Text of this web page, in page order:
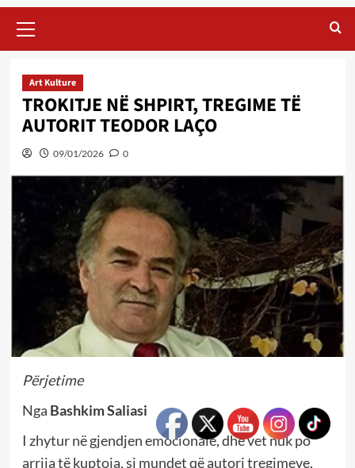
Menu
Art Kulture
TROKITJE NË SHPIRT, TREGIME TË
AUTORIT TEODOR LAÇO
09/01/2026 0
Përjetime
Nga Bashkim Saliasi
I zhytur në gjendjen emocionale, dhe vet nuk po
arrija të kuptoja, si mundet që autori tregimeve,